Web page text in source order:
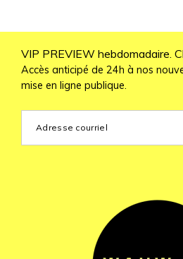
VIP PREVIEW hebdomadaire.
Accès anticipé de 24h à nos
mise en ligne publique.